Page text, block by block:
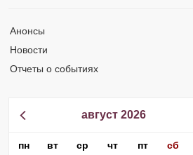
Анонсы
Новости
Отчеты о событиях
август 2026
пн вт ср чт пт сб